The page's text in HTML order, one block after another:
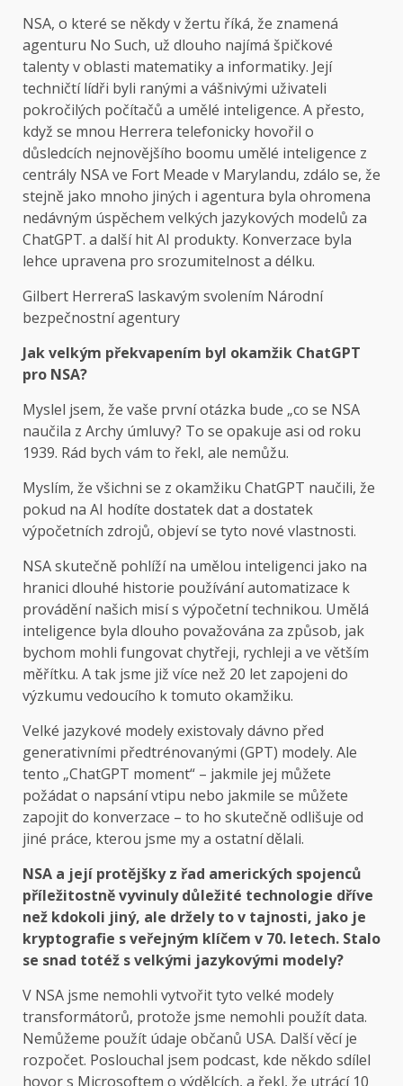
NSA, o které se někdy v žertu říká, že znamená
agenturu No Such, už dlouho najímá špičkové
talenty v oblasti matematiky a informatiky. Její
techničtí lídři byli ranými a vášnivými uživateli
pokročilých počítačů a umělé inteligence. A přesto,
když se mnou Herrera telefonicky hovořil o
důsledcích nejnovějšího boomu umělé inteligence z
centrály NSA ve Fort Meade v Marylandu, zdálo se, že
stejně jako mnoho jiných i agentura byla ohromena
nedávným úspěchem velkých jazykových modelů za
ChatGPT. a další hit AI produkty. Konverzace byla
lehce upravena pro srozumitelnost a délku.
Gilbert HerreraS laskavým svolením Národní
bezpečnostní agentury
Jak velkým překvapením byl okamžik ChatGPT
pro NSA?
Myslel jsem, že vaše první otázka bude „co se NSA
naučila z Archy úmluvy? To se opakuje asi od roku
1939. Rád bych vám to řekl, ale nemůžu.
Myslím, že všichni se z okamžiku ChatGPT naučili, že
pokud na AI hodíte dostatek dat a dostatek
výpočetních zdrojů, objeví se tyto nové vlastnosti.
NSA skutečně pohlíží na umělou inteligenci jako na
hranici dlouhé historie používání automatizace k
provádění našich misí s výpočetní technikou. Umělá
inteligence byla dlouho považována za způsob, jak
bychom mohli fungovat chytřeji, rychleji a ve větším
měřítku. A tak jsme již více než 20 let zapojeni do
výzkumu vedoucího k tomuto okamžiku.
Velké jazykové modely existovaly dávno před
generativními předtrénovanými (GPT) modely. Ale
tento „ChatGPT moment“ – jakmile jej můžete
požádat o napsání vtipu nebo jakmile se můžete
zapojit do konverzace – to ho skutečně odlišuje od
jiné práce, kterou jsme my a ostatní dělali.
NSA a její protějšky z řad amerických spojenců
příležitostně vyvinuly důležité technologie dříve
než kdokoli jiný, ale držely to v tajnosti, jako je
kryptografie s veřejným klíčem v 70. letech. Stalo
se snad totéž s velkými jazykovými modely?
V NSA jsme nemohli vytvořit tyto velké modely
transformátorů, protože jsme nemohli použít data.
Nemůžeme použít údaje občanů USA. Další věcí je
rozpočet. Poslouchal jsem podcast, kde někdo sdílel
hovor s Microsoftem o výdělcích, a řekl, že utrácí 10